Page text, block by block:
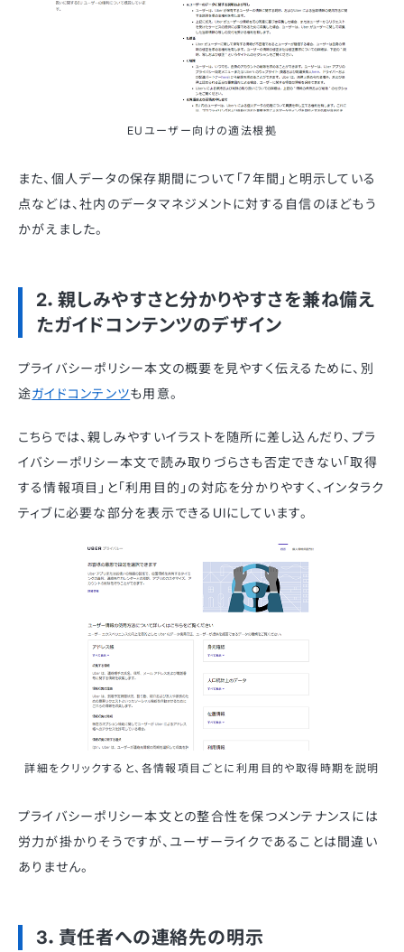
EUユーザー向けの適法根拠
また、個人データの保存期間について「7年間」と明示している
点などは、社内のデータマネジメントに対する自信のほどもう
かがえました。
2．親しみやすさと分かりやすさを兼ね備え
たガイドコンテンツのデザイン
プライバシーポリシー本文の概要を見やすく伝えるために、別
途ガイドコンテンツも用意。
こちらでは、親しみやすいイラストを随所に差し込んだり、プラ
イバシーポリシー本文で読み取りづらさも否定できない「取得
する情報項目」と「利用目的」の対応を分かりやすく、インタラク
ティブに必要な部分を表示できるUIにしています。
詳細をクリックすると、各情報項目ごとに利用目的や取得時期を説明
プライバシーポリシー本文との整合性を保つメンテナンスには
労力が掛かりそうですが、ユーザーライクであることは間違い
ありません。
3．責任者への連絡先の明示